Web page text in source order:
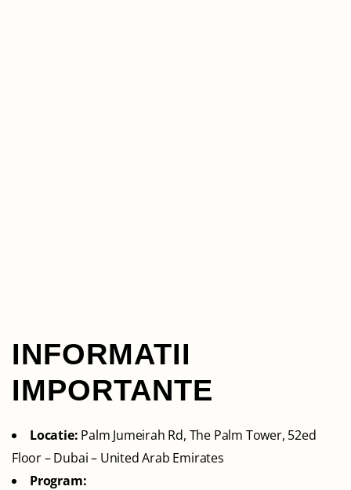
INFORMATII
IMPORTANTE
Locatie: Palm Jumeirah Rd, The Palm Tower, 52ed
Floor – Dubai – United Arab Emirates
Program: